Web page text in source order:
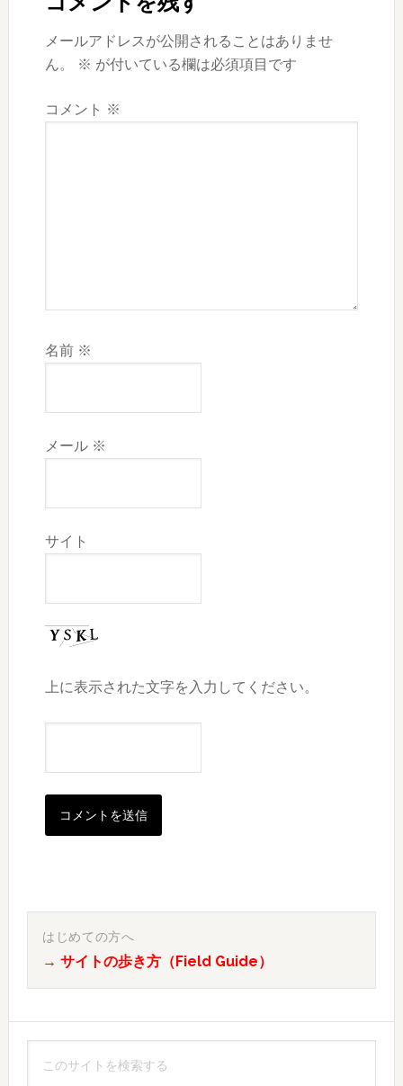
メールアドレスが公開されることはありませ
ん。
※ が付いている欄は必須項目です
コメント ※
名前 ※
メール ※
サイト
上に表示された文字を入力してください。
最
イ
はじめての方へ
→ サイトの歩き方（Field Guide）